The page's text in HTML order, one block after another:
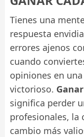
Tienes una
respuesta
errores ajenos
cuando
opiniones en
victorioso.
significa perder
profesionales, la
cambio más